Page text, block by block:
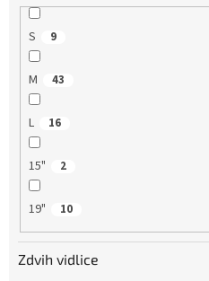
S 9
M 43
L 16
15" 2
19" 10
Zdvih vidlice